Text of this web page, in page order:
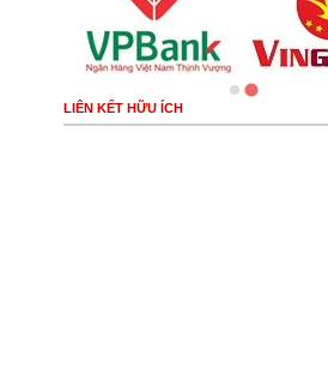
LIÊN KẾT HỮU ÍCH